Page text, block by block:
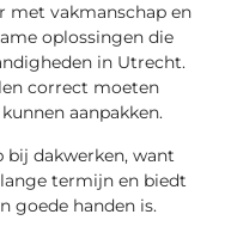
met vakmanschap en
oplossingen die
in Utrecht.
correct moeten
aanpakken.
bij dakwerken, want
termijn en biedt
goede handen is.